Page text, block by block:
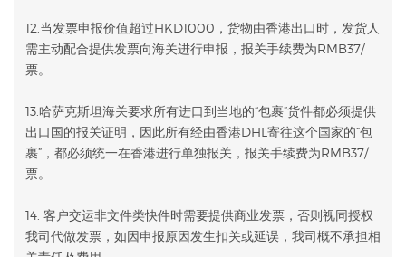
12.当发票申报价值超过HKD1000，货物由香港出口时，发货人
需主动配合提供发票向海关进行申报，报关手续费为RMB37/
票。
13.哈萨克斯坦海关要求所有进口到当地的“包裹”货件都必须提供
出口国的报关证明，因此所有经由香港DHL寄往这个国家的“包
裹”，都必须统一在香港进行单独报关，报关手续费为RMB37/
票。
14. 客户交运非文件类快件时需要提供商业发票，否则视同授权
我司代做发票，如因申报原因发生扣关或延误，我司概不承担相